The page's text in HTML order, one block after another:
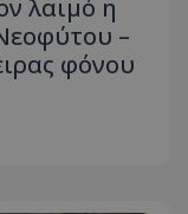
λαιμό η
–
φόνου